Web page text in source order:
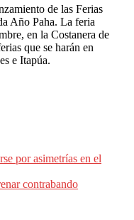
de las Ferias
Año Paha. La feria
en la Costanera de
que se harán en
e Itapúa.
por asimetrías en el
contrabando